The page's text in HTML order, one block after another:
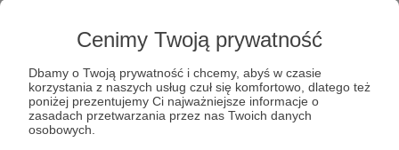
Cenimy Twoją prywatność
Dbamy o Twoją prywatność i chcemy, abyś w czasie
korzystania z naszych usług czuł się komfortowo, dlatego też
poniżej prezentujemy Ci najważniejsze informacje o
zasadach przetwarzania przez nas Twoich danych
osobowych.
czasu – od plenerowych imprez muzycznych,
przez koncerty i warsztaty, po luźne turnieje w
piłkarzyki czy Tekkena. Niezależnie od skali,
najważniejsze jest dla nas to, by ludzie mogli się
spotkać.